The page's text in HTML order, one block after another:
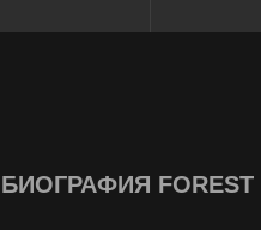
БИОГРАФИЯ FOREST